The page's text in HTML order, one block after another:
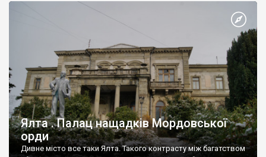
Ялта . Палац нащадків Мордовської
орди
Дивне місто все таки Ялта. Такого контрасту між багатством